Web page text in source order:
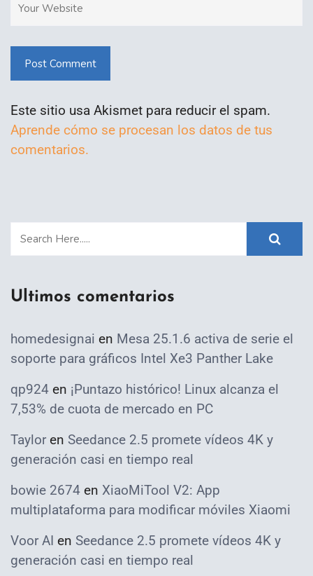
Post Comment
Este sitio usa Akismet para reducir el spam.
Aprende cómo se procesan los datos de tus
comentarios.
Ultimos comentarios
homedesignai en Mesa 25.1.6 activa de serie el
soporte para gráficos Intel Xe3 Panther Lake
qp924 en ¡Puntazo histórico! Linux alcanza el
7,53% de cuota de mercado en PC
Taylor en Seedance 2.5 promete vídeos 4K y
generación casi en tiempo real
bowie 2674 en XiaoMiTool V2: App
multiplataforma para modificar móviles Xiaomi
Voor AI en Seedance 2.5 promete vídeos 4K y
generación casi en tiempo real